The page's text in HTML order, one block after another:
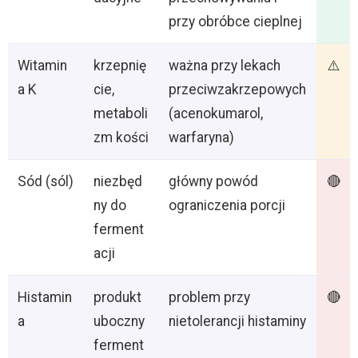
przy obróbce cieplnej
Witamin
a K
krzepnię
cie,
metaboli
zm kości
ważna przy lekach
przeciwzakrzepowych
(acenokumarol,
warfaryna)
⚠️
Sód (sól)
niezbęd
ny do
ferment
acji
główny powód
ograniczenia porcji
🔴
Histamin
a
produkt
uboczny
ferment
problem przy
nietolerancji histaminy
🔴